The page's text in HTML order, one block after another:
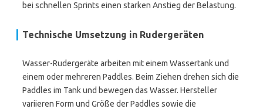
bei schnellen Sprints einen starken Anstieg der Belastung.
Technische Umsetzung in Rudergeräten
Wasser-Rudergeräte arbeiten mit einem Wassertank und
einem oder mehreren Paddles. Beim Ziehen drehen sich die
Paddles im Tank und bewegen das Wasser. Hersteller
variieren Form und Größe der Paddles sowie die